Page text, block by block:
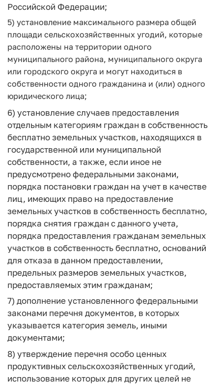
Российской Федерации;
5) установление максимального размера общей
площади сельскохозяйственных угодий, которые
расположены на территории одного
муниципального района, муниципального округа
или городского округа и могут находиться в
собственности одного гражданина и (или) одного
юридического лица;
6) установление случаев предоставления
отдельным категориям граждан в собственность
бесплатно земельных участков, находящихся в
государственной или муниципальной
собственности, а также, если иное не
предусмотрено федеральными законами,
порядка постановки граждан на учет в качестве
лиц, имеющих право на предоставление
земельных участков в собственность бесплатно,
порядка снятия граждан с данного учета,
порядка предоставления гражданам земельных
участков в собственность бесплатно, оснований
для отказа в данном предоставлении,
предельных размеров земельных участков,
предоставляемых этим гражданам;
7) дополнение установленного федеральными
законами перечня документов, в которых
указывается категория земель, иными
документами;
8) утверждение перечня особо ценных
продуктивных сельскохозяйственных угодий,
использование которых для других целей не